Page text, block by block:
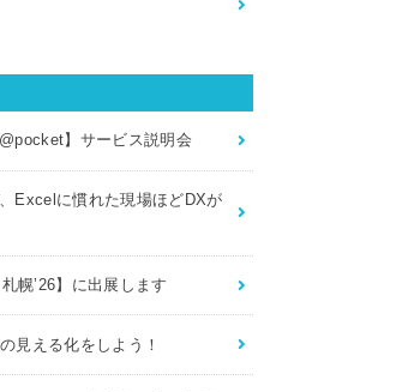
】サービス説明会
Excelに慣れた現場ほどDXが
幌’26】に出展します
見える化をしよう！